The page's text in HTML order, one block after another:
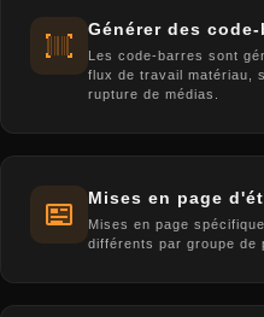
Générer des code-
Les code-barres sont
flux de travail matériau,
rupture de médias.
Mises en page
Mises en page
différents par groupe de